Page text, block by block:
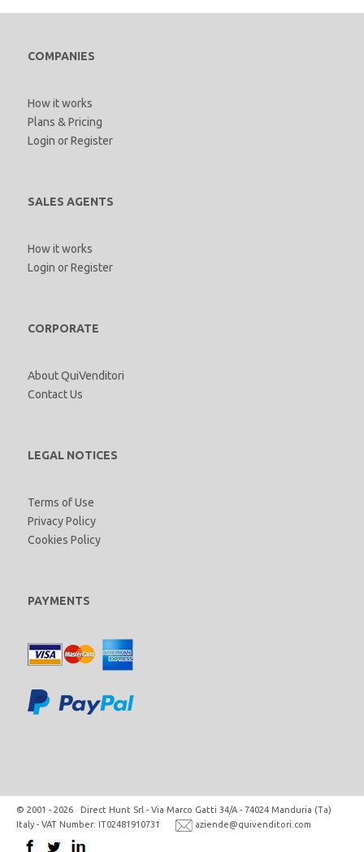
COMPANIES
How it works
Plans & Pricing
Login orRegister
SALES AGENTS
How it works
Login orRegister
CORPORATE
About QuiVenditori
Contact Us
LEGAL NOTICES
Terms of Use
Privacy Policy
Cookies Policy
PAYMENTS
© 2001 - 2026 Direct Hunt Srl - Via Marco Gatti 34/A - 74024 Manduria (Ta)
Italy - VAT Number: IT02481910731
aziende@quivenditori.com